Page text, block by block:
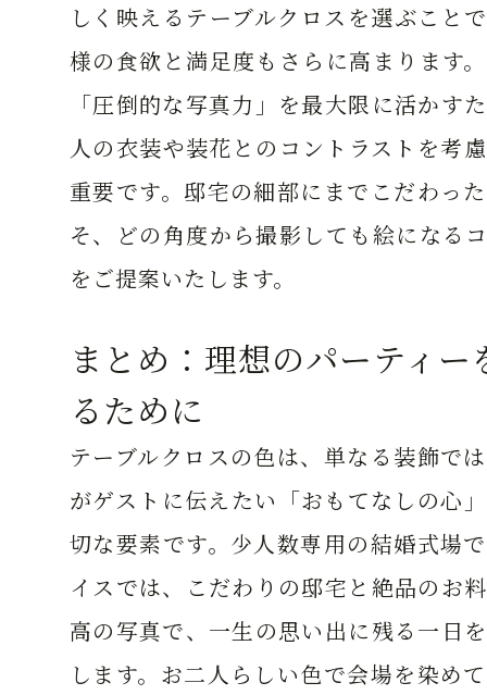
しく映えるテーブルクロスを選ぶこと
様の食欲と満足度もさらに高まります
「圧倒的な写真力」を最大限に活かす
人の衣装や装花とのコントラストを考
重要です。邸宅の細部にまでこだわっ
そ、どの角度から撮影しても絵になる
をご提案いたします。
まとめ：理想のパーティー
るために
テーブルクロスの色は、単なる装飾で
がゲストに伝えたい「おもてなしの心
切な要素です。少人数専用の結婚式場
イスでは、こだわりの邸宅と絶品のお
高の写真で、一生の思い出に残る一日
します。お二人らしい色で会場を染め